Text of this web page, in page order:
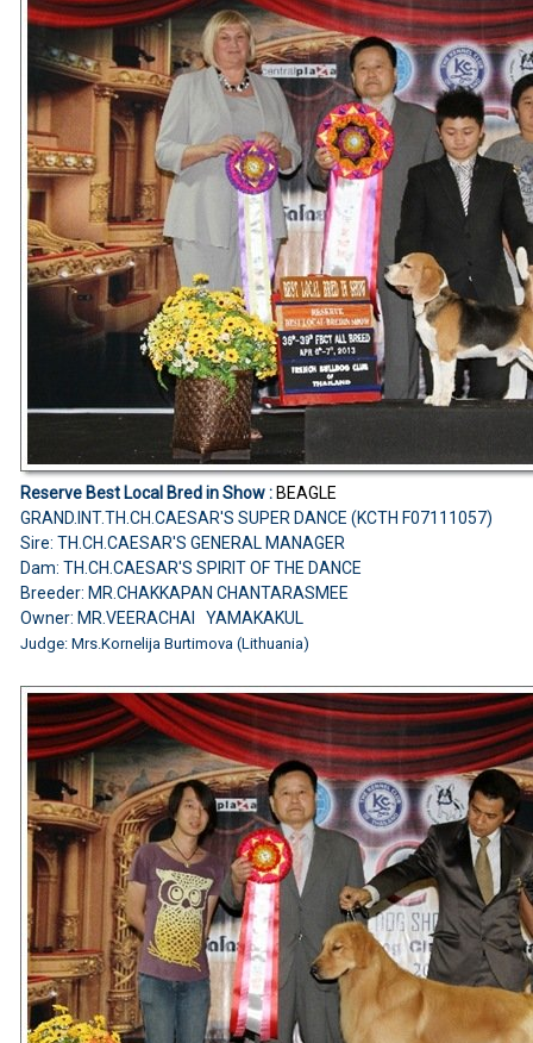
Reserve Best Local Bred in Show :BEAGLE
GRAND.INT.TH.CH.CAESAR'S SUPER DANCE (KCTH F07111057)
Sire: TH.CH.CAESAR'S GENERAL MANAGER
Dam: TH.CH.CAESAR'S SPIRIT OF THE DANCE
Breeder: MR.CHAKKAPAN CHANTARASMEE
Owner: MR.VEERACHAI YAMAKAKUL
Judge: Mrs.Kornelija Burtimova (Lithuania)